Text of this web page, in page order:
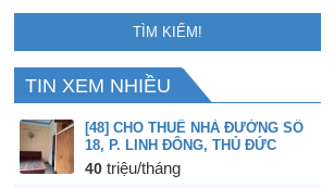
TÌM KIẾM!
TIN XEM NHIỀU
[48] CHO THUÊ NHÀ ĐƯỜNG SỐ
18, P. LINH ĐÔNG, THỦ ĐỨC
40triệu/tháng